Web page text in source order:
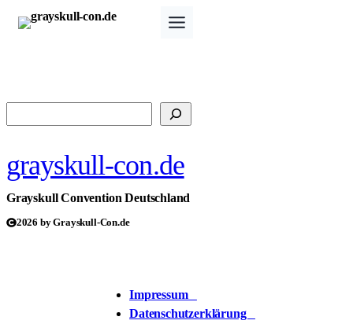
Zum
Inhalt
grayskull-con.de
Grayskull Convention Deutschland
2026 by Grayskull-Con.de
Impressum
Datenschutzerklärung